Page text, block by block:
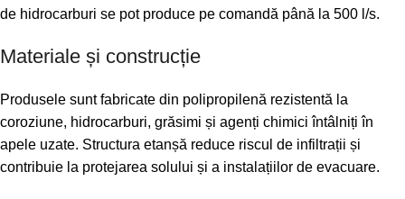
de hidrocarburi se pot produce pe comandă până la 500 l/s.
Materiale și construcție
Produsele sunt fabricate din polipropilenă rezistentă la
coroziune, hidrocarburi, grăsimi și agenți chimici întâlniți în
apele uzate. Structura etanșă reduce riscul de infiltrații și
contribuie la protejarea solului și a instalațiilor de evacuare.